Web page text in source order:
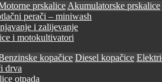
prskalice Akumulatorske prskalice
perači – miniwash
i zalijevanje
i motokultivatori
kopačice Diesel kopačice
drva
otpada